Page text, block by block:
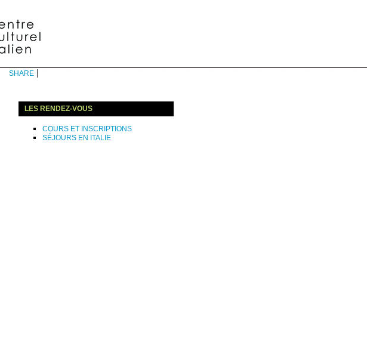
LES RENDEZ-VOUS
COURS ET INSCRIPTIONS
SÉJOURS EN ITALIE
SHARE |